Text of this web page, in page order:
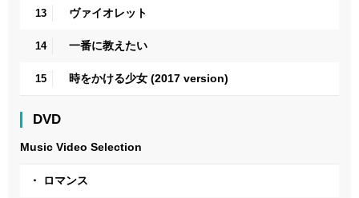
13 ヴァイオレット
14 一番に教えたい
15 時をかける少女 (2017 version)
DVD
Music Video Selection
・ ロマンス